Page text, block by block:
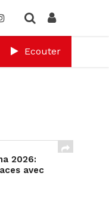
Ecouter
2026:
avec